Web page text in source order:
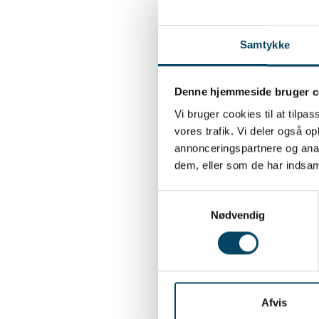
Samtykke
Denne hjemmeside bruger
Vi bruger cookies til at
vores trafik. Vi deler også
annonceringspartnere og
dem, eller som de har
Nødvendig
Afvis
Årligt
Årligt
Vand
Fast